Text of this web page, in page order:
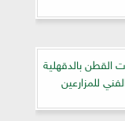
القطن بالدقهلية
للمزارعين